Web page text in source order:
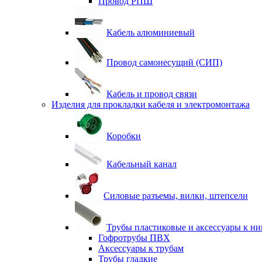
Кабель алюминиевый
Провод самонесущий (СИП)
Кабель и провод связи
Изделия для прокладки кабеля и электромонтажа
Коробки
Кабельный канал
Силовые разъемы, вилки, штепсели
Трубы пластиковые и аксессуары к
Гофротрубы ПВХ
Аксессуары к трубам
Трубы гладкие